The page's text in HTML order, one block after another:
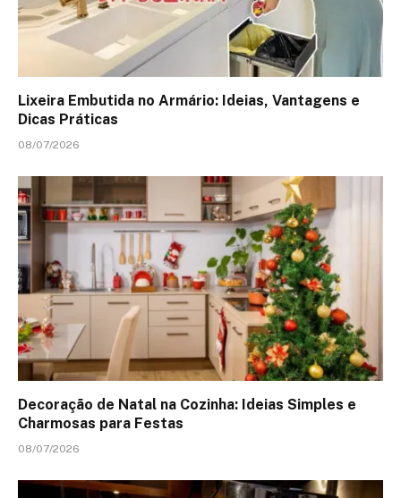
Lixeira Embutida no Armário: Ideias, Vantagens e
Dicas Práticas
08/07/2026
Decoração de Natal na Cozinha: Ideias Simples e
Charmosas para Festas
08/07/2026